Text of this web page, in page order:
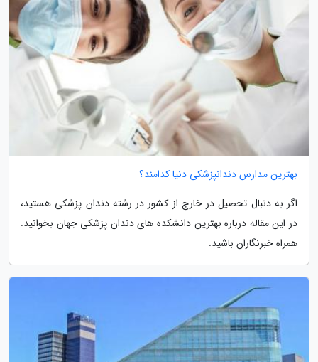
بهترین مدارس دندانپزشکی دنیا کدامند؟
اگر به دنبال تحصیل در خارج از کشور در رشته دندان پزشکی هستید،
در این مقاله درباره بهترین دانشکده های دندان پزشکی جهان بخوانید.
همراه خبرنگاران باشید.